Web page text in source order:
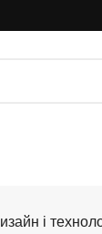
і